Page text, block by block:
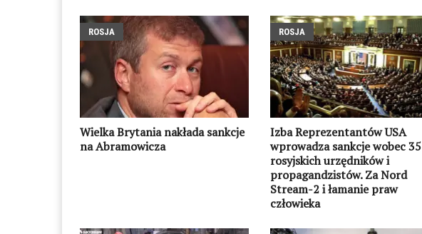
ROSJA
Wielka Brytania nakłada sankcje
na Abramowicza
ROSJA
Izba Reprezentantów USA
wprowadza sankcje wobec 35
rosyjskich urzędników i
propagandzistów. Za Nord
Stream-2 i łamanie praw
człowieka